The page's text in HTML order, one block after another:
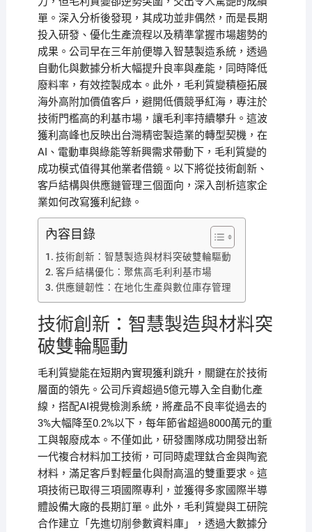
單。深入分析後發現，其成功並非偶然，而是長期
投入研發、優化生產流程以及精準掌握市場趨勢的
成果。公司早在三年前便導入智慧製造系統，透過
自動化與數據分析大幅提升良率與產能，同時降低
廢料率，有效控製成本。此外，毛利質變積極拓展
海外高附加價值客戶，避開低價競爭紅海，專注於
技術門檻高的利基市場，讓毛利率持續攀升。這波
獲利高峰也反映出台灣精密製造業的轉型契機，在
AI、電動車與綠能等新興需求帶動下，毛利質變的
成功模式值得其他業者借鏡。以下將從技術創新、
客戶結構與供應鏈管理三個面向，深入剖析這家企
業如何改寫獲利紀錄。
內容目錄
技術創新：智慧製造與材料突破雙輪驅動
客戶結構優化：聚焦高毛利利基市場
供應鏈韌性：在地化生產與數位庫存管理
技術創新：智慧製造與材料突
破雙輪驅動
毛利質變能在短期內實現獲利跳升，關鍵在於技術
層面的領先。公司斥資超過5億元導入全自動化產
線，搭配AI視覺檢測系統，將產品不良率從過去的
3%大幅降至0.2%以下，每年節省超過8000萬元的重
工與報廢成本。不僅如此，研發團隊成功開發出新
一代複合材料加工技術，可同時處理鈦合金與陶瓷
材料，滿足客戶對輕量化與耐高溫的雙重要求。這
項技術已取得三項國際專利，並獲得多家國際半導
體設備大廠的長期訂單。此外，毛利質變與工研院
合作建立「先進切削參數資料庫」，透過大數據分